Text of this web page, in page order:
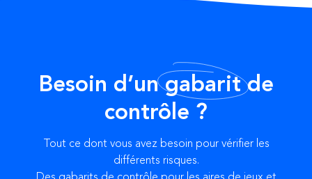
Besoin d’ungabaritde
contrôle ?
Tout ce dont vous avez besoin pour vérifier les
différents risques.